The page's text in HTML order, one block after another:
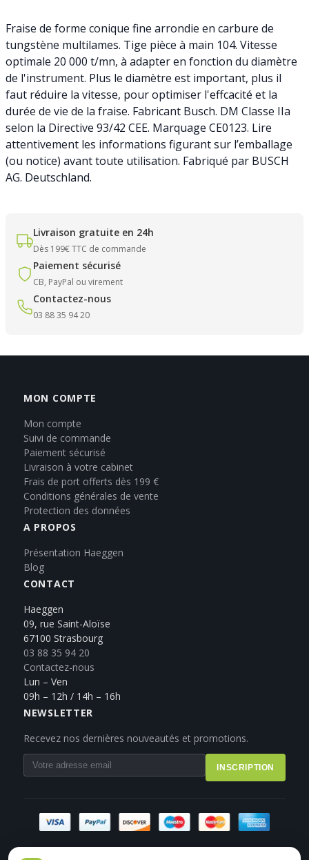
Fraise de forme conique fine arrondie en carbure de
tungstène multilames. Tige pièce à main 104. Vitesse
optimale 20 000 t/mn, à adapter en fonction du diamètre
de l'instrument. Plus le diamètre est important, plus il
faut réduire la vitesse, pour optimiser l'effcacité et la
durée de vie de la fraise. Fabricant Busch. DM Classe IIa
selon la Directive 93/42 CEE. Marquage CE0123. Lire
attentivement les informations figurant sur l’emballage
(ou notice) avant toute utilisation. Fabriqué par BUSCH
AG. Deutschland.
Livraison gratuite en 24h
Dès 199€ TTC de commande
Paiement sécurisé
CB, PayPal ou virement
Contactez-nous
03 88 35 94 20
MON COMPTE
Mon compte
Suivi de commande
Paiement sécurisé
Livraison à votre cabinet
Frais de port offerts dès 199 €
Conditions générales de vente
Protection des données
A PROPOS
Présentation Haeggen
Blog
CONTACT
Haeggen
09, rue Saint-Aloïse
67100 Strasbourg
03 88 35 94 20
Contactez-nous
Lun – Ven
09h – 12h / 14h – 16h
NEWSLETTER
Recevez nos dernières nouveautés et promotions.
INSCRIPTION